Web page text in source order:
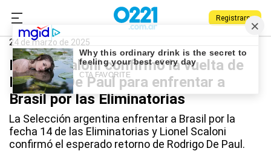
Registrarse
0221.com.ar
Lionel Scaloni
24 de marzo de 2025
Lionel Scaloni confirmó la vuelta de
Rodrigo De Paul para enfrentar a
Brasil por las Eliminatorias
La Selección argentina enfrentar a Brasil por la
fecha 14 de las Eliminatorias y Lionel Scaloni
confirmó el esperado retorno de Rodrigo De Paul.